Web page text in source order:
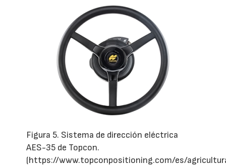
Figura 5. Sistema de dirección eléctrica
AES-35 de Topcon.
(https://www.topconpositioning.com/es/